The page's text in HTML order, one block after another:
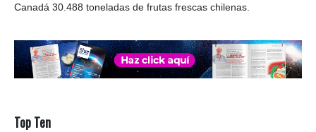
Canadá 30.488 toneladas de frutas frescas chilenas.
Top Ten